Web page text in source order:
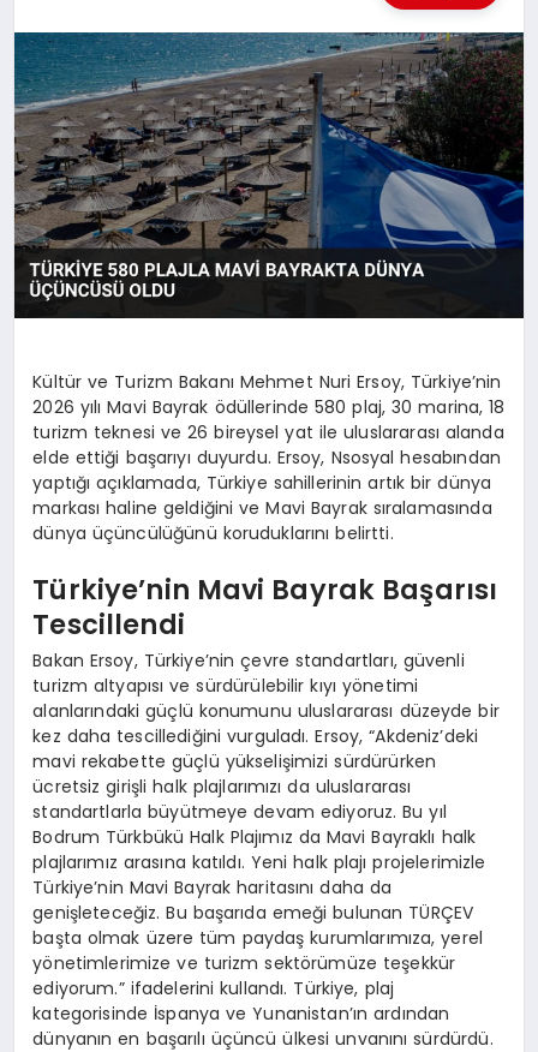
MAGAZIN
SAĞLIK
SIYASET
SPOR
Kültür ve Turizm Bakanı Mehmet Nuri Ersoy, Türkiye’nin
2026 yılı Mavi Bayrak ödüllerinde 580 plaj, 30 marina, 18
turizm teknesi ve 26 bireysel yat ile uluslararası alanda
elde ettiği başarıyı duyurdu. Ersoy, Nsosyal hesabından
yaptığı açıklamada, Türkiye sahillerinin artık bir dünya
markası haline geldiğini ve Mavi Bayrak sıralamasında
dünya üçüncülüğünü koruduklarını belirtti.
Türkiye’nin Mavi Bayrak Başarısı
Tescillendi
Bakan Ersoy, Türkiye’nin çevre standartları, güvenli
turizm altyapısı ve sürdürülebilir kıyı yönetimi
alanlarındaki güçlü konumunu uluslararası düzeyde bir
kez daha tescillediğini vurguladı. Ersoy, “Akdeniz’deki
mavi rekabette güçlü yükselişimizi sürdürürken
ücretsiz girişli halk plajlarımızı da uluslararası
standartlarla büyütmeye devam ediyoruz. Bu yıl
Bodrum Türkbükü Halk Plajımız da Mavi Bayraklı halk
plajlarımız arasına katıldı. Yeni halk plajı projelerimizle
Türkiye’nin Mavi Bayrak haritasını daha da
genişleteceğiz. Bu başarıda emeği bulunan TÜRÇEV
başta olmak üzere tüm paydaş kurumlarımıza, yerel
yönetimlerimize ve turizm sektörümüze teşekkür
ediyorum.” ifadelerini kullandı. Türkiye, plaj
kategorisinde İspanya ve Yunanistan’ın ardından
dünyanın en başarılı üçüncü ülkesi unvanını sürdürdü.